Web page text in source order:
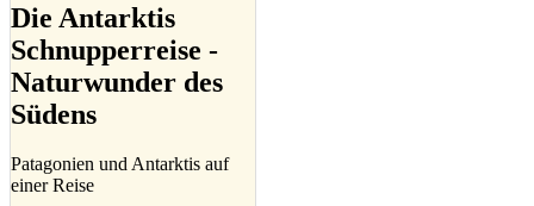
Die Antarktis
Schnupperreise -
Naturwunder des
Südens
Patagonien und Antarktis auf
einer Reise